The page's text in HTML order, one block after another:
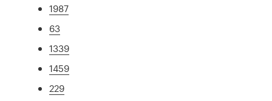
1987
63
1339
1459
229